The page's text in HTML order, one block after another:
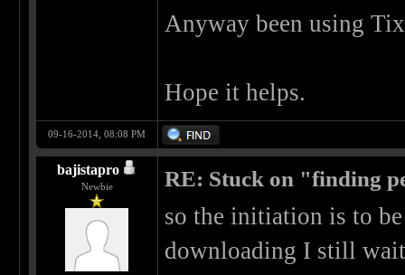
Anyway been using
Hope it helps.
09-16-2014, 08:08 PM
bajistapro
Newbie RE: Stuck on "finding
so the initiation is to
downloading I still